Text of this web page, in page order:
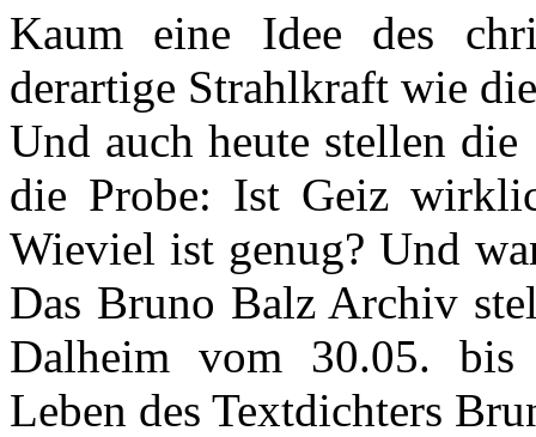
Kaum eine Idee des
derartige Strahlkraft wie
Und auch heute stellen die
die Probe: Ist Geiz
Wieviel ist genug? Und
Das Bruno Balz Archiv
Dalheim vom 30.05. bis
Leben des Textdichters